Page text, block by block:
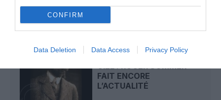
CONFIRM
Data Deletion Data Access Privacy Policy
LE 7 AOÛT 1909 DANS LE
FAIT ENCORE
L’ACTUALITÉ